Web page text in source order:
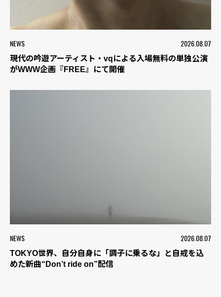
NEWS 2026.08.07
現代の吟遊アーティスト・vqによる入場無料の単独公演
がWWW企画『FREE』にて開催
NEWS 2026.08.07
TOKYO世界、自分自身に「調子に乗るな」と自戒を込
めた新曲“Don’t ride on”配信